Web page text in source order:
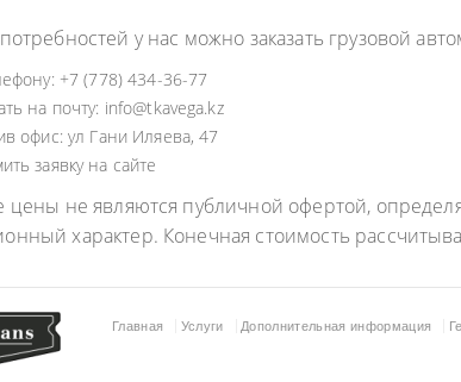
у нас можно заказать грузовой
+7 (778) 434-36-77
на почту: info@tkavega.kz
офис: ул Гани Иляева, 47
заявку на сайте
цены не являются публичной офертой,
характер. Конечная стоимость
Главная Услуги Дополнительная информация